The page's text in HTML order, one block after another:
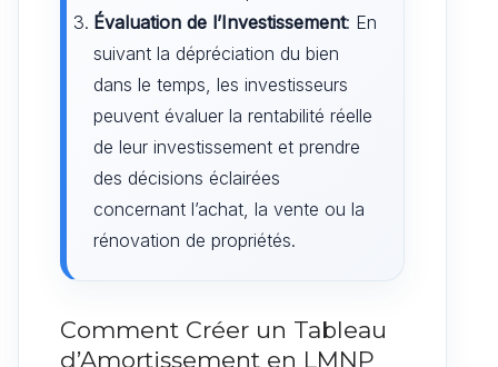
Évaluation de l’Investissement: En
suivant la dépréciation du bien
dans le temps, les investisseurs
peuvent évaluer la rentabilité réelle
de leur investissement et prendre
des décisions éclairées
concernant l’achat, la vente ou la
rénovation de propriétés.
Comment Créer un Tableau
d’Amortissement en LMNP